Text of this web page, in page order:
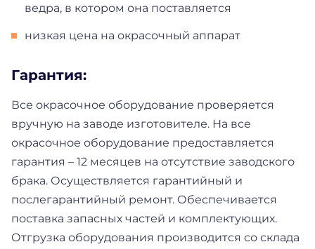
ведра, в котором она поставляется
низкая цена на окрасочный аппарат
Гарантия:
Все окрасочное оборудование проверяется
вручную на заводе изготовителе. На все
окрасочное оборудование предоставляется
гарантия – 12 месяцев на отсутствие заводского
брака. Осуществляется гарантийный и
послегарантийный ремонт. Обеспечивается
поставка запасных частей и комплектующих.
Отгрузка оборудования производится со склада